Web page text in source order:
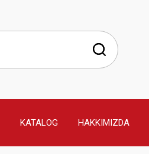
KATALOG HAKKIMIZDA